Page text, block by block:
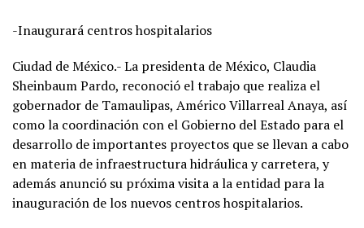
-Inaugurará centros hospitalarios
Ciudad de México.- La presidenta de México, Claudia
Sheinbaum Pardo, reconoció el trabajo que realiza el
gobernador de Tamaulipas, Américo Villarreal Anaya, así
como la coordinación con el Gobierno del Estado para el
desarrollo de importantes proyectos que se llevan a cabo
en materia de infraestructura hidráulica y carretera, y
además anunció su próxima visita a la entidad para la
inauguración de los nuevos centros hospitalarios.